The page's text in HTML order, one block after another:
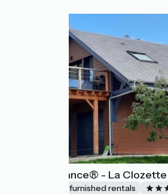
Gîtes de France® - La Clozette
Lodgings and furnished rentals